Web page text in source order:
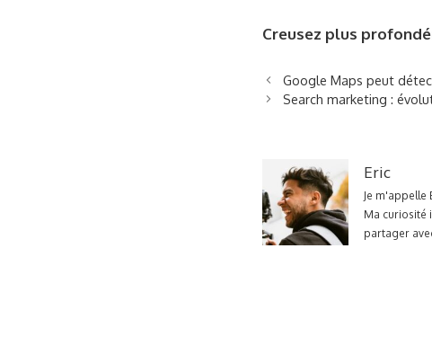
Creusez plus
Google Maps peut
Search marketing :
Eric
Je m'appelle
Ma curiosité
partager